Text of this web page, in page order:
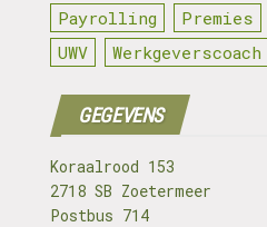
Payrolling
Premies
UWV
Werkgeverscoach
GEGEVENS
Koraalrood 153
2718 SB Zoetermeer
Postbus 714